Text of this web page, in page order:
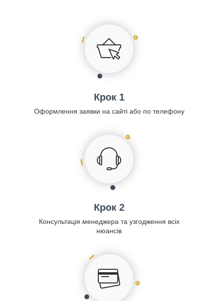
Крок 1
Оформлення заявки на сайті або по телефону
Крок 2
Консультація менеджера та узгодження всіх
нюансів